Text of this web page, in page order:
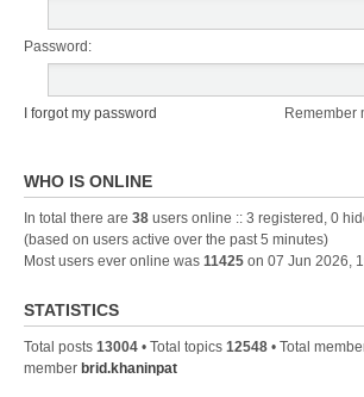
Password:
I forgot my password Remember
WHO IS ONLINE
In total there are 38 users online :: 3 registered, 0
(based on users active over the past 5 minutes)
Most users ever online was 11425 on 07 Jun 2026,
STATISTICS
Total posts 13004 • Total topics 12548 • Total
member brid.khaninpat